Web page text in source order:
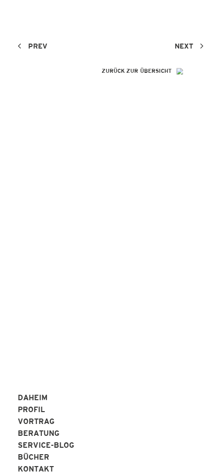
PREV NEXT
ZURÜCK ZUR ÜBERSICHT
DAHEIM
PROFIL
VORTRAG
BERATUNG
SERVICE-BLOG
BÜCHER
KONTAKT